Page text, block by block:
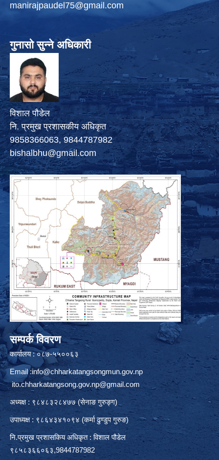
manirajpaudel75@gmail.com
गुनासो सुन्ने अधिकारी
विशाल पौडेल
नि. प्रमुख प्रशासकीय अधिकृत
9858366063, 9844787982
bishalbhu@gmail.com
सम्पर्क विवरण
कार्यालय : ०८७-५५००६३
Email :info@chharkatangsongmun.gov.np
ito.chharkatangsong.gov.np@gmail.com
अध्यक्ष : ९८४८३२८४७७ (सेनाङ गुरुङ्ग)
उपाध्यक्ष : ९८६४३४१०९४ (कर्मा ढुण्डुप गुरुङ)
नि.प्रमुख प्रशासकिय अधिकृत : विशाल पौडेल
९८५८३६६०६३,9844787982